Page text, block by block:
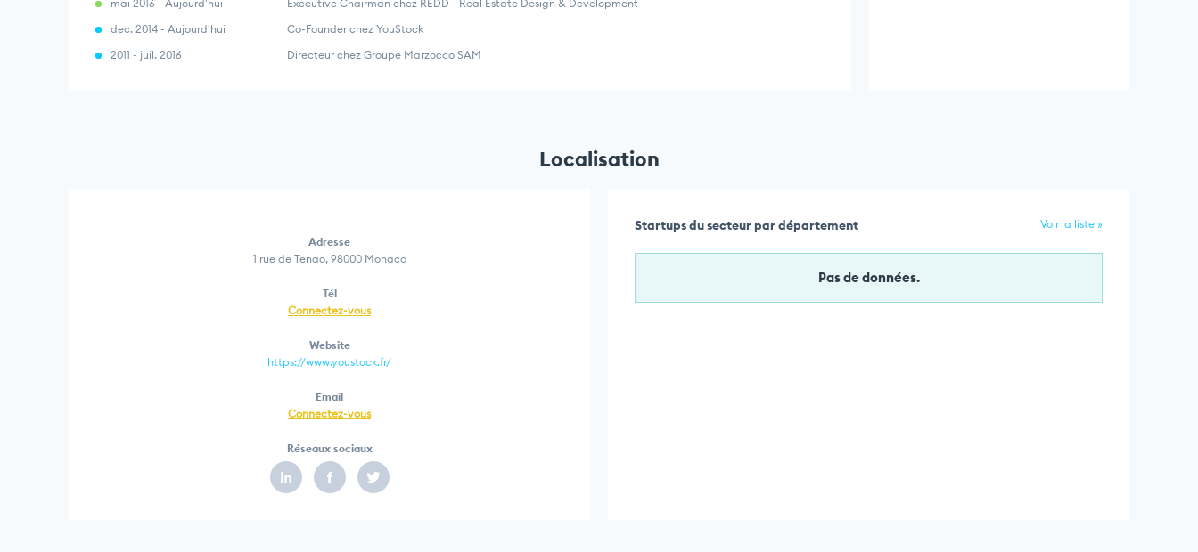
mai 2016 - Aujourd'hui
Executive Chairman chez REDD - Real Estate Design & Development
dec. 2014 - Aujourd'hui
Co-Founder chez YouStock
2011 - juil. 2016
Directeur chez Groupe Marzocco SAM
Localisation
Adresse
1 rue de Tenao, 98000 Monaco
Tél
Connectez-vous
Website
https://www.youstock.fr/
Email
Connectez-vous
Réseaux sociaux
Startups du secteur par département Voir la liste »
Pas de données.